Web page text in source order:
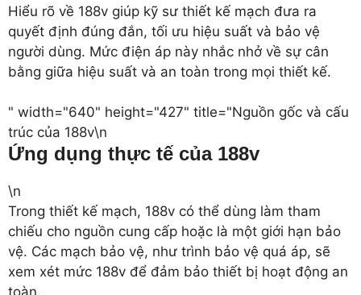
Hiểu rõ về 188v giúp kỹ sư thiết kế mạch đưa ra
quyết định đúng đắn, tối ưu hiệu suất và bảo vệ
người dùng. Mức điện áp này nhắc nhở về sự cân
bằng giữa hiệu suất và an toàn trong mọi thiết kế.
" width="640" height="427" title="Nguồn gốc và cấu
trúc của 188v\n
Ứng dụng thực tế của 188v
\n
Trong thiết kế mạch, 188v có thể dùng làm tham
chiếu cho nguồn cung cấp hoặc là một giới hạn bảo
vệ. Các mạch bảo vệ, như trình bảo vệ quá áp, sẽ
xem xét mức 188v để đảm bảo thiết bị hoạt động an
toàn.